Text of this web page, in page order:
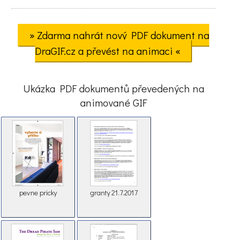
» Zdarma nahrát nový PDF dokument na
DraGIF.cz a převést na animaci «
Ukázka PDF dokumentů převedených na
animované GIF
pevne pricky granty 21.7.2017